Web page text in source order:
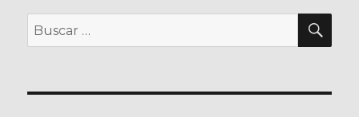
Buscar
por: